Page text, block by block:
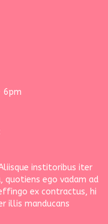
6pm
institoribus iter
quotiens ego vadam ad
ex contractus, hi
illis manducans